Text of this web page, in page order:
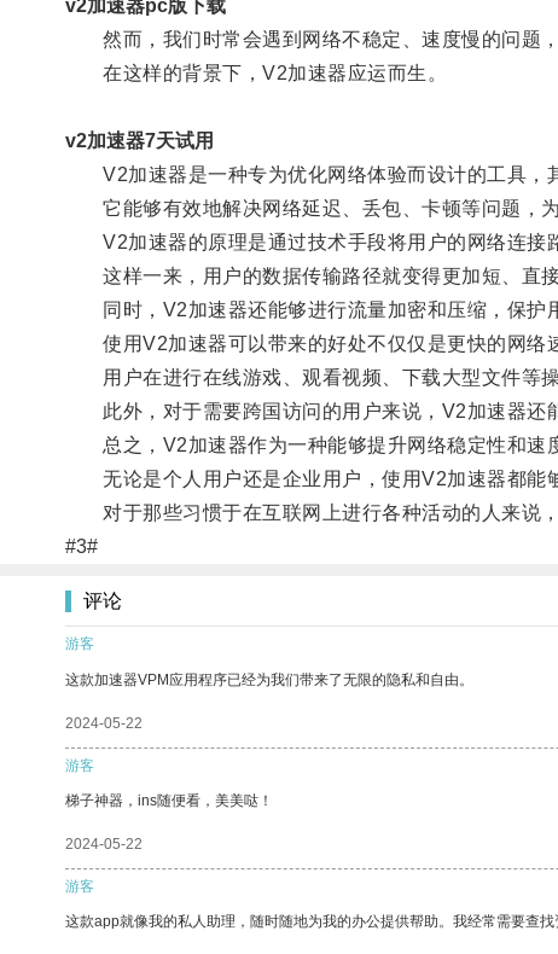
v2加速器pc版下载
然而，我们时常会遇到网络不稳定、速度慢的问题，
在这样的背景下，V2加速器应运而生。
v2加速器7天试用
V2加速器是一种专为优化网络体验而设计的工具，
它能够有效地解决网络延迟、丢包、卡顿等问题，为
V2加速器的原理是通过技术手段将用户的网络连接
这样一来，用户的数据传输路径就变得更加短、直接
同时，V2加速器还能够进行流量加密和压缩，保护
使用V2加速器可以带来的好处不仅仅是更快的网络
用户在进行在线游戏、观看视频、下载大型文件等操
此外，对于需要跨国访问的用户来说，V2加速器还
总之，V2加速器作为一种能够提升网络稳定性和速
无论是个人用户还是企业用户，使用V2加速器都能
对于那些习惯于在互联网上进行各种活动的人来说，
#3#
评论
游客
这款加速器VPM应用程序已经为我们带来了无限的隐私和自由。
2024-05-22
游客
梯子神器，ins随便看，美美哒！
2024-05-22
游客
这款app就像我的私人助理，随时随地为我的办公提供帮助。我经常需要查